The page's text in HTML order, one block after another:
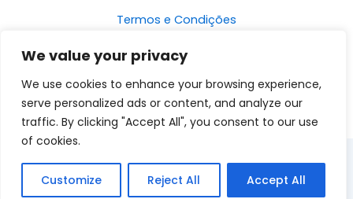
We value your privacy
We use cookies to enhance your browsing experience,
serve personalized ads or content, and analyze our
traffic. By clicking "Accept All", you consent to our use
of cookies.
Customize Reject All Accept All
Termos e Condições
Disclaimer